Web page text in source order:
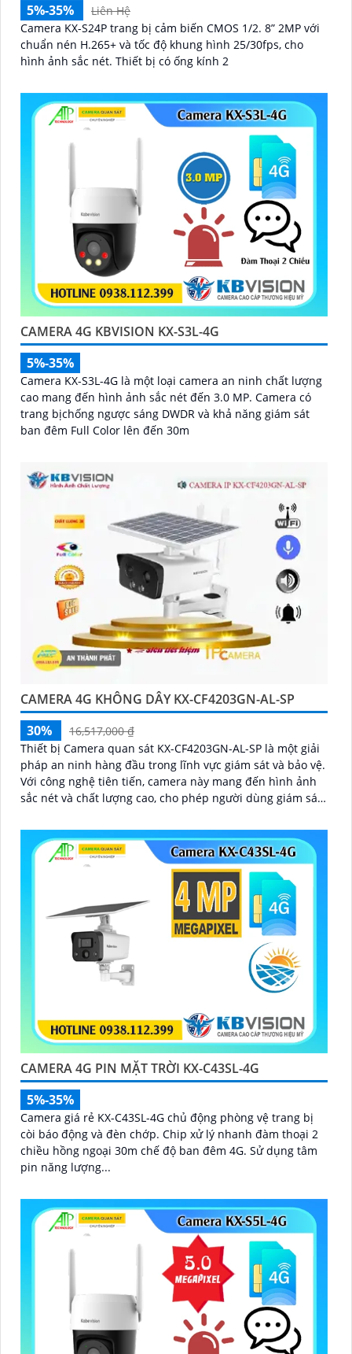
5%-35%
Liên Hệ
Camera KX-S24P trang bị cảm biến CMOS 1/2. 8” 2MP với
chuẩn nén H.265+ và tốc độ khung hình 25/30fps, cho
hình ảnh sắc nét. Thiết bị có ống kính 2
CAMERA 4G KBVISION KX-S3L-4G
5%-35%
Camera KX-S3L-4G là một loại camera an ninh chất lượng
cao mang đến hình ảnh sắc nét đến 3.0 MP. Camera có
trang bịchống ngược sáng DWDR và khả năng giám sát
ban đêm Full Color lên đến 30m
CAMERA 4G KHÔNG DÂY KX-CF4203GN-AL-SP
30%
16,517,000 ₫
Thiết bị Camera quan sát KX-CF4203GN-AL-SP là một giải
pháp an ninh hàng đầu trong lĩnh vực giám sát và bảo vệ.
Với công nghệ tiên tiến, camera này mang đến hình ảnh
sắc nét và chất lượng cao, cho phép người dùng giám sát
CAMERA 4G PIN MẶT TRỜI KX-C43SL-4G
5%-35%
Camera giá rẻ KX-C43SL-4G chủ động phòng vệ trang bị
còi báo động và đèn chớp. Chip xử lý nhanh đàm thoại 2
chiều hồng ngoại 30m chế độ ban đêm 4G. Sử dụng tâm
pin năng lượng...